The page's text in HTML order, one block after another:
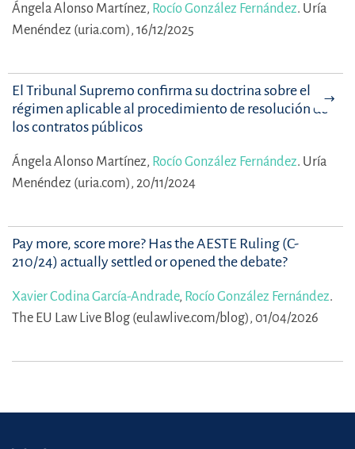
Ángela Alonso Martínez, Rocío González Fernández. Uría
Menéndez (uria.com), 16/12/2025
El Tribunal Supremo confirma su doctrina sobre el
régimen aplicable al procedimiento de resolución de
los contratos públicos
Ángela Alonso Martínez, Rocío González Fernández. Uría
Menéndez (uria.com), 20/11/2024
Pay more, score more? Has the AESTE Ruling (C-
210/24) actually settled or opened the debate?
Xavier Codina García-Andrade, Rocío González Fernández.
The EU Law Live Blog (eulawlive.com/blog), 01/04/2026